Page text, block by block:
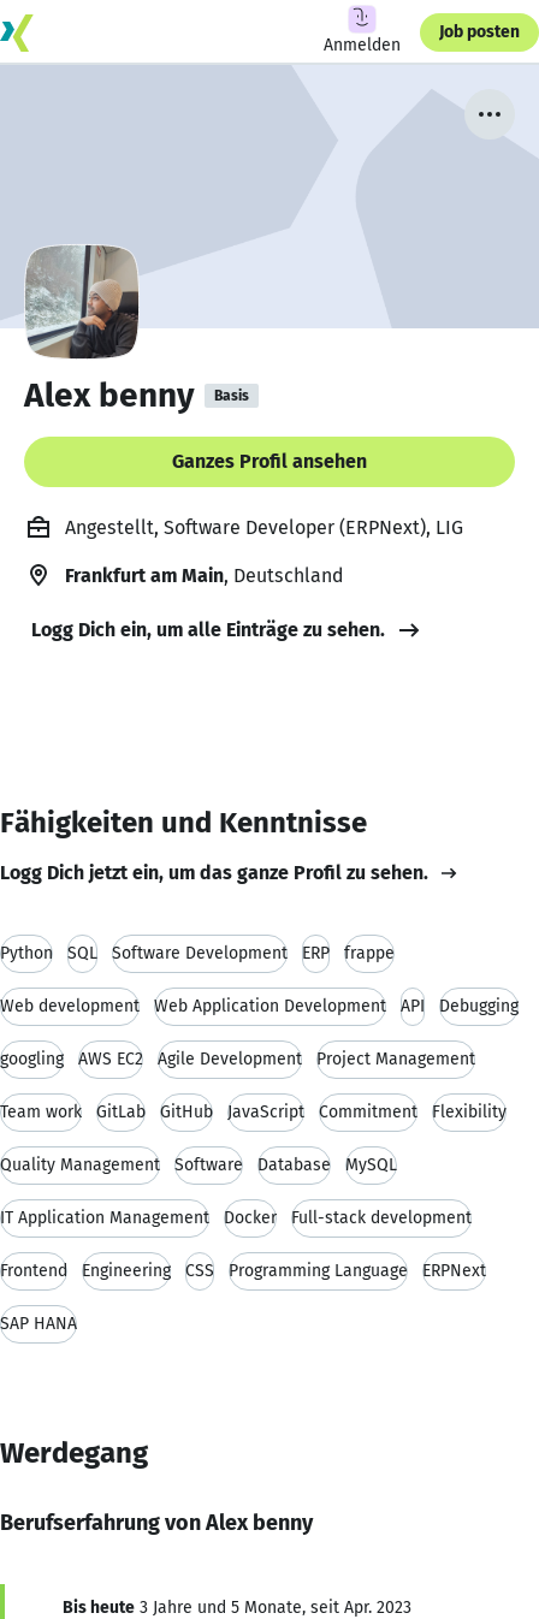
Anmelden
Job posten
Alex benny Basis
Ganzes Profil ansehen
Angestellt, Software Developer (ERPNext), LIG
Frankfurt am Main, Deutschland
Logg Dich ein, um alle Einträge zu sehen.
Fähigkeiten und Kenntnisse
Logg Dich jetzt ein, um das ganze Profil zu sehen.
Python SQL Software Development ERP frappe
Web development Web Application Development API Debugging
googling AWS EC2 Agile Development Project Management
Team work GitLab GitHub JavaScript Commitment Flexibility
Quality Management Software Database MySQL
IT Application Management Docker Full-stack development
Frontend Engineering CSS Programming Language ERPNext
SAP HANA
Werdegang
Berufserfahrung von Alex benny
Bis heute 3 Jahre und 5 Monate, seit Apr. 2023